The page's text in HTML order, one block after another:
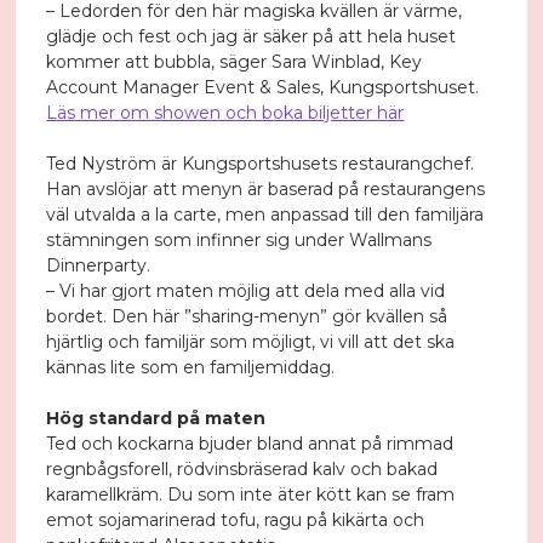
– Ledorden för den här magiska kvällen är värme,
glädje och fest och jag är säker på att hela huset
kommer att bubbla, säger Sara Winblad, Key
Account Manager Event & Sales, Kungsportshuset.
Läs mer om showen och boka biljetter här
Ted Nyström är Kungsportshusets restaurangchef.
Han avslöjar att menyn är baserad på restaurangens
väl utvalda a la carte, men anpassad till den familjära
stämningen som infinner sig under Wallmans
Dinnerparty.
– Vi har gjort maten möjlig att dela med alla vid
bordet. Den här ”sharing-menyn” gör kvällen så
hjärtlig och familjär som möjligt, vi vill att det ska
kännas lite som en familjemiddag.
Hög standard på maten
Ted och kockarna bjuder bland annat på rimmad
regnbågsforell, rödvinsbräserad kalv och bakad
karamellkräm. Du som inte äter kött kan se fram
emot sojamarinerad tofu, ragu på kikärta och